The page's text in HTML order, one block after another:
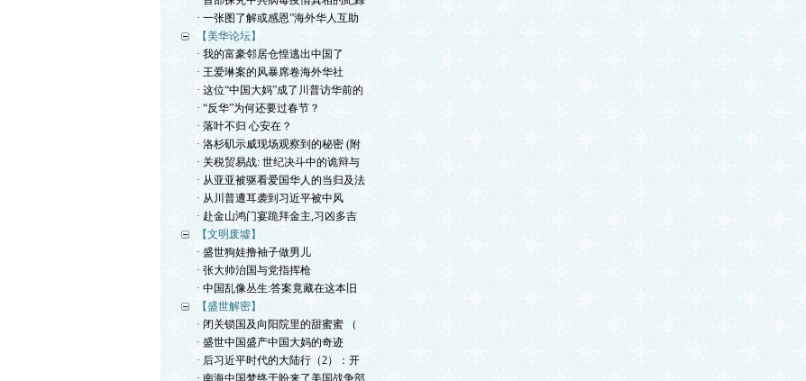
· 一张图了解或感恩”海外华人互助
【美华论坛】
· 我的富豪邻居仓惶逃出中国了
· 王爱琳案的风暴席卷海外华社
· 这位“中国大妈”成了川普访华前的
· “反华”为何还要过春节？
· 落叶不归 心安在？
· 洛杉矶示威现场观察到的秘密 (附
· 关税贸易战: 世纪决斗中的诡辩与
· 从亚亚被驱看爱国华人的当归及法
· 从川普遭耳袭到习近平被中风
· 赴金山鸿门宴跪拜金主,习凶多吉
【文明废墟】
· 盛世狗娃撸袖子做男儿
· 张大帅治国与党指挥枪
· 中国乱像丛生:答案竟藏在这本旧
【盛世解密】
· 闭关锁国及向阳院里的甜蜜蜜 （
· 盛世中国盛产中国大妈的奇迹
· 后习近平时代的大陆行（2）：开
· 南海中国梦终于盼来了美国战争部